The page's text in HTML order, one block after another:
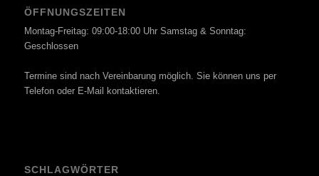
ÖFFNUNGSZEITEN
Montag-Freitag: 09:00-18:00 Uhr Samstag & Sonntag:
Geschlossen
Termine sind nach Vereinbarung möglich. Sie können uns per
Telefon oder E-Mail kontaktieren.
SCHLAGWÖRTER